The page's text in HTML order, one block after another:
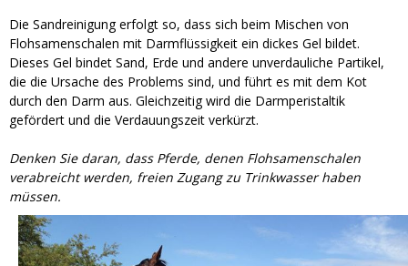
Die Sandreinigung erfolgt so, dass sich beim Mischen von
Flohsamenschalen mit Darmflüssigkeit ein dickes Gel bildet.
Dieses Gel bindet Sand, Erde und andere unverdauliche Partikel,
die die Ursache des Problems sind, und führt es mit dem Kot
durch den Darm aus. Gleichzeitig wird die Darmperistaltik
gefördert und die Verdauungszeit verkürzt.
Denken Sie daran, dass Pferde, denen Flohsamenschalen
verabreicht werden, freien Zugang zu Trinkwasser haben
müssen.